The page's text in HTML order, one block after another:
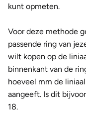
kunt opmeten.
Voor deze methode
passende ring van
wilt kopen op de
binnenkant van de
hoeveel mm de
aangeeft. Is dit
18.